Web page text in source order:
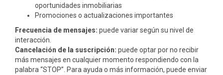
oportunidades inmobiliarias
Promociones o actualizaciones importantes
Frecuencia de mensajes: puede variar según su nivel de
interacción.
Cancelación de la suscripción: puede optar por no recibir
más mensajes en cualquier momento respondiendo con la
palabra “STOP”. Para ayuda o más información, puede enviar